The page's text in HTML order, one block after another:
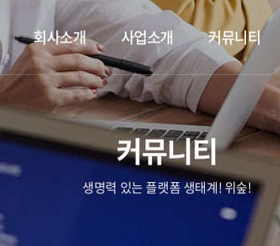
회사소개 사업소개 커뮤니티
커뮤니티
생명력 있는 플랫폼 생태계! 위숲!